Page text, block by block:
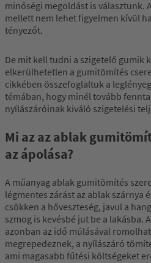
minőségi megoldást is választunk.
mellett nem lehet figyelmen kívül
tényezőt.
De mit kell tudni a szigetelő gumik
elkerülhetetlen a gumitömítés
cikkében összefoglaltuk a
témában, hogy minél tovább
nyílászáróinak kiváló szigetelési
Mi az az ablak
az ápolása?
A műanyag ablak gumitömítés
légmentes zárást az ablak szárnya
csökken a hőveszteség, javul a
szmog is kevésbé jut be a lakásba.
azonban az idő múlásával
megrepedeznek, a nyílászáró
ami magasabb fűtési költségeket